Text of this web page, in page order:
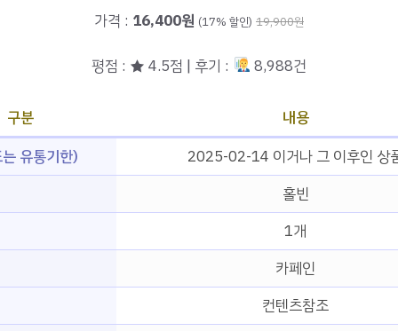
가격 : 16,400원 (17% 할인) 19,900원
평점 : ★ 4.5점 | 후기 : 8,988건
구분
내용
유통기한)
2025-02-14 이거나 그 이후인 상
홀빈
1개
카페인
컨텐츠참조